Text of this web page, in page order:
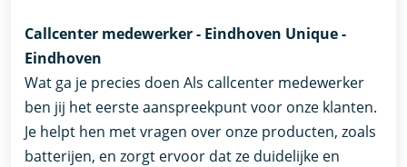
Callcenter medewerker - Eindhoven Unique -
Eindhoven
Wat ga je precies doen Als callcenter medewerker
ben jij het eerste aanspreekpunt voor onze klanten.
Je helpt hen met vragen over onze producten, zoals
batterijen, en zorgt ervoor dat ze duidelijke en